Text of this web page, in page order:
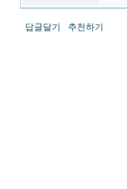
미
진
답글달기 추천하기